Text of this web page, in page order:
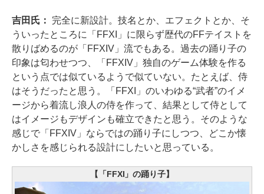
吉田氏： 完全に新設計。技名とか、エフェクトとか、そ
ういったところに「FFXI」に限らず歴代のFFテイストを
散りばめるのが「FFXIV」流でもある。過去の踊り子の
印象は匂わせつつ、「FFXIV」独自のゲーム体験を作る
という点では似ているようで似ていない。たとえば、侍
はそうだったと思う。「FFXI」のいわゆる“武者”のイメ
ージから着流し浪人の侍を作って、結果として侍として
はイメージもデザインも確立できたと思う。そのような
感じで「FFXIV」ならではの踊り子にしつつ、どこか懐
かしさを感じられる設計にしたいと思っている。
【「FFXI」の踊り子】